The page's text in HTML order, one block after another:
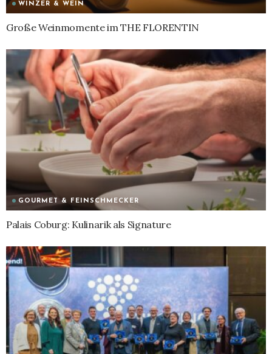
WINZER & WEIN
Große Weinmomente im THE FLORENTIN
GOURMET & FEINSCHMECKER
Palais Coburg: Kulinarik als Signature